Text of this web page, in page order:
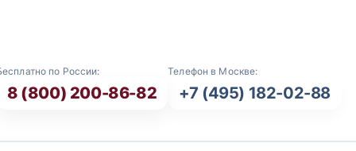
по России:
8 (800) 200-86-82
Телефон в Москве:
+7 (495) 182-02-88